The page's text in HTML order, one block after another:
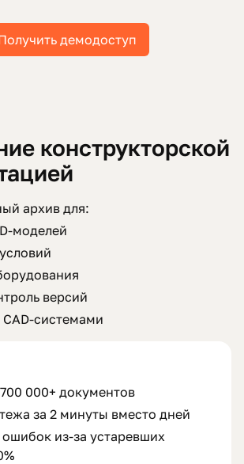
демодоступ
конструкторской
архив для:
моделей
версий
системами
000+ документов
за 2 минуты вместо дней
из-за устаревших